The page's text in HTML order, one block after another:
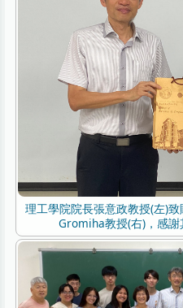
理工學院院長張意政教授(左)
Gromiha教授(右)，感